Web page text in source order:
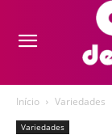
Início Variedades
Variedades